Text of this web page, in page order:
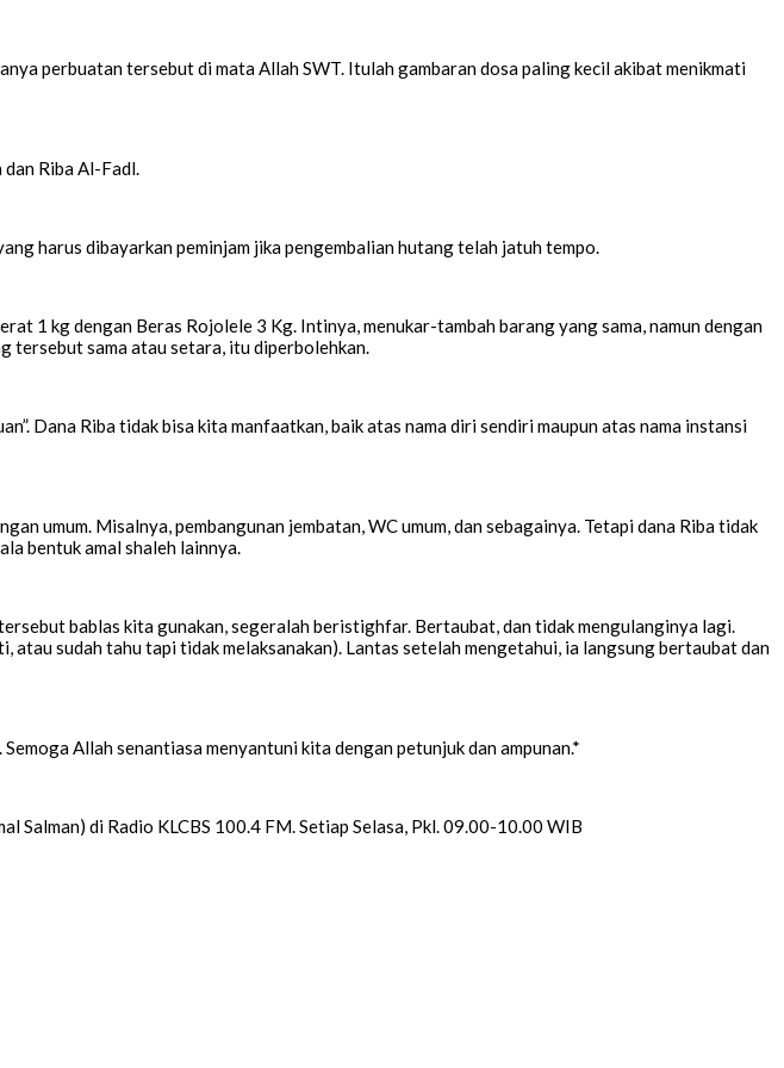
perbuatan tersebut di mata Allah SWT. Itulah gambaran dosa paling kecil akibat menikmati
dan Riba Al-Fadl.
harus dibayarkan peminjam jika pengembalian hutang telah jatuh tempo.
1 kg dengan Beras Rojolele 3 Kg. Intinya, menukar-tambah barang yang sama, namun dengan
tersebut sama atau setara, itu diperbolehkan.
Dana Riba tidak bisa kita manfaatkan, baik atas nama diri sendiri maupun atas nama instansi
umum. Misalnya, pembangunan jembatan, WC umum, dan sebagainya. Tetapi dana Riba tidak
bentuk amal shaleh lainnya.
bablas kita gunakan, segeralah beristighfar. Bertaubat, dan tidak mengulanginya lagi.
sudah tahu tapi tidak melaksanakan). Lantas setelah mengetahui, ia langsung bertaubat dan
Allah senantiasa menyantuni kita dengan petunjuk dan ampunan.*
Salman) di Radio KLCBS 100.4 FM. Setiap Selasa, Pkl. 09.00-10.00 WIB